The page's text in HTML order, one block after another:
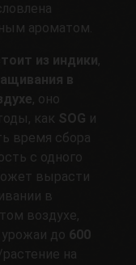
ароматом.
из индики,
в
, оно
как SOG и
время сбора
с одного
вырасти
в
воздухе,
до 600
на